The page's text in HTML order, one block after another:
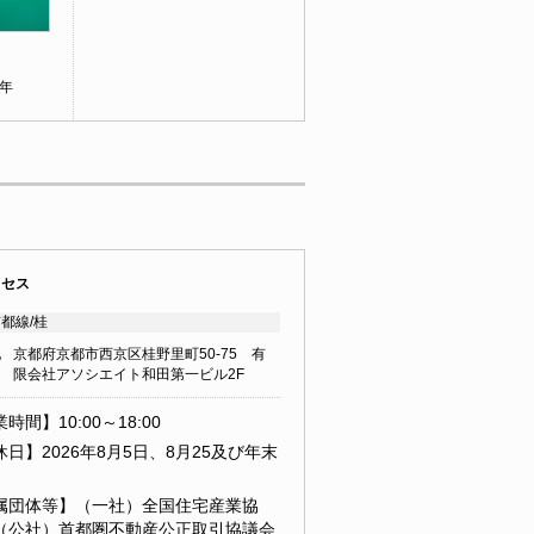
ス
線/桂
京都府京都市西京区桂野里町50-75 有
限会社アソシエイト和田第一ビル2F
時間】10:00～18:00
日】2026年8月5日、8月25及び年末
団体等】（一社）全国住宅産業協
社）首都圏不動産公正取引協議会